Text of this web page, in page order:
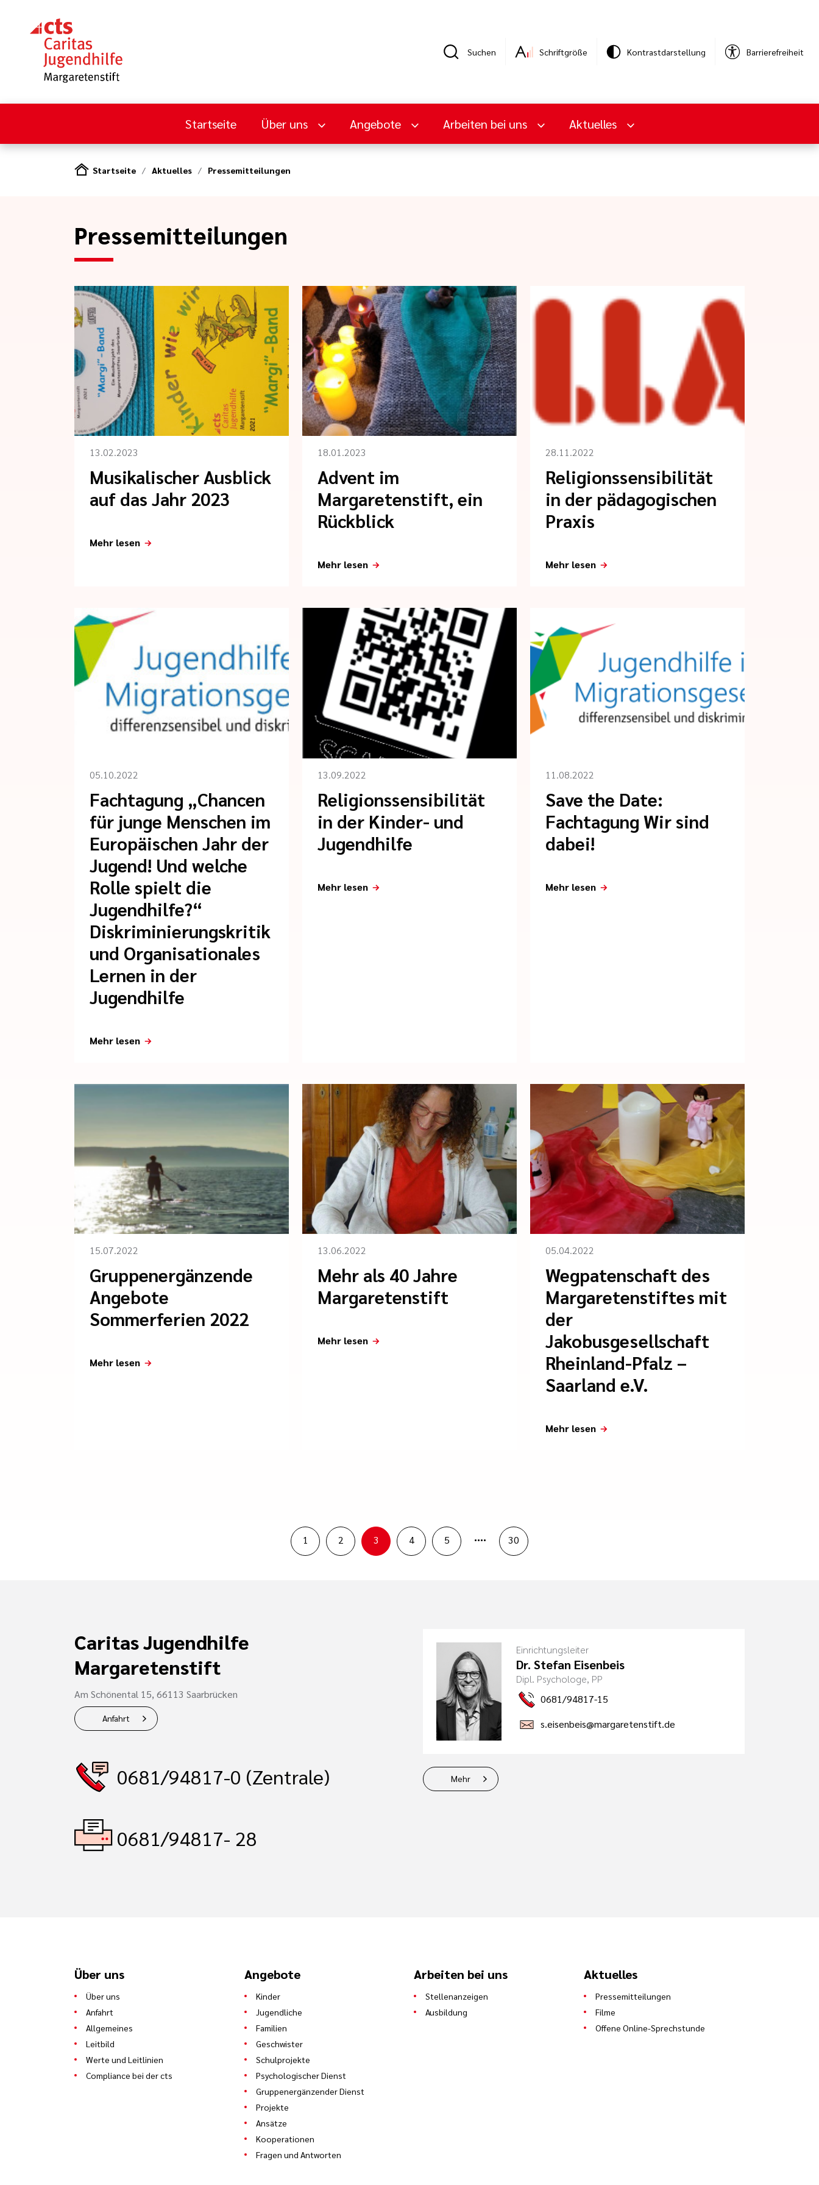
Suchen Schriftgröße Kontrastdarstellung Barrierefreiheit
Startseite Über uns Angebote Arbeiten bei uns Aktuelles
Startseite Aktuelles Pressemitteilungen
Pressemitteilungen
13.02.2023
Musikalischer Ausblick
auf das Jahr 2023
Mehr lesen
18.01.2023
Advent im
Margaretenstift, ein
Rückblick
Mehr lesen
28.11.2022
Religionssensibilität
in der pädagogischen
Praxis
Mehr lesen
05.10.2022
Fachtagung „Chancen
für junge Menschen im
Europäischen Jahr der
Jugend! Und welche
Rolle spielt die
Jugendhilfe?“
Diskriminierungskritik
und Organisationales
Lernen in der
Jugendhilfe
Mehr lesen
13.09.2022
Religionssensibilität
in der Kinder- und
Jugendhilfe
Mehr lesen
11.08.2022
Save the Date:
Fachtagung Wir sind
dabei!
Mehr lesen
15.07.2022
Gruppenergänzende
Angebote
Sommerferien 2022
Mehr lesen
13.06.2022
Mehr als 40 Jahre
Margaretenstift
Mehr lesen
05.04.2022
Wegpatenschaft des
Margaretenstiftes mit
der
Jakobusgesellschaft
Rheinland-Pfalz –
Saarland e.V.
Mehr lesen
1 2 3 4 5 .... 30
Caritas Jugendhilfe
Margaretenstift
Am Schönental 15, 66113 Saarbrücken
Anfahrt
0681/94817-0 (Zentrale)
0681/94817- 28
Einrichtungsleiter
Dr. Stefan Eisenbeis
Dipl. Psychologe, PP
0681/94817-15
s.eisenbeis@margaretenstift.de
Mehr
Über uns
Über uns
Anfahrt
Allgemeines
Leitbild
Werte und Leitlinien
Compliance bei der cts
Angebote
Kinder
Jugendliche
Familien
Geschwister
Schulprojekte
Psychologischer Dienst
Gruppenergänzender Dienst
Projekte
Ansätze
Kooperationen
Fragen und Antworten
Arbeiten bei uns
Stellenanzeigen
Ausbildung
Aktuelles
Pressemitteilungen
Filme
Offene Online-Sprechstunde